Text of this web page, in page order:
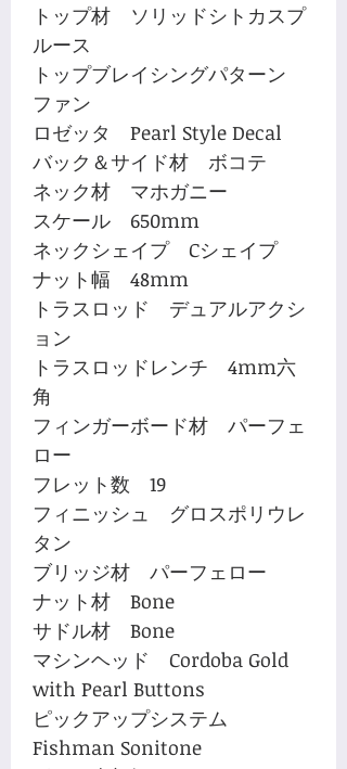
トップ材 ソリッドシトカスプ
ルース
トップブレイシングパターン
ファン
ロゼッタ Pearl Style Decal
バック＆サイド材 ボコテ
ネック材 マホガニー
スケール 650mm
ネックシェイプ Cシェイプ
ナット幅 48mm
トラスロッド デュアルアクシ
ョン
トラスロッドレンチ 4mm六
角
フィンガーボード材 パーフェ
ロー
フレット数 19
フィニッシュ グロスポリウレ
タン
ブリッジ材 パーフェロー
ナット材 Bone
サドル材 Bone
マシンヘッド Cordoba Gold
with Pearl Buttons
ピックアップシステム
Fishman Sonitone